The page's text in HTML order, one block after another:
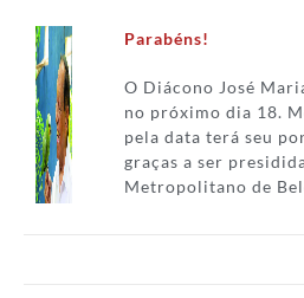
Parabéns!
O Diácono José
no próximo dia 18.
pela data terá seu
graças a ser
Metropolitano de